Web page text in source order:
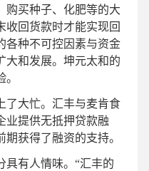
购买种子、化肥等的大
收回货款时才能实现回
各种不可控因素与资金
大和发展。坤元太和的
了大忙。汇丰与麦肯食
业提供无抵押贷款融
获得了融资的支持。
具有人情味。“汇丰的